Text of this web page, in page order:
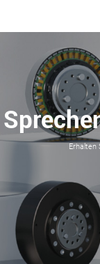
Erhalten